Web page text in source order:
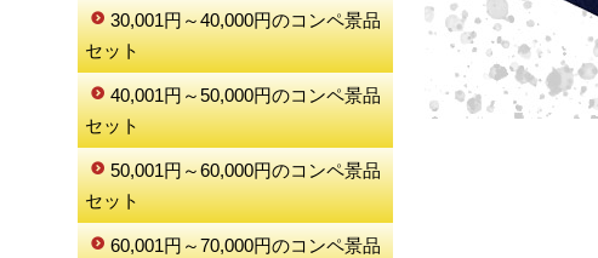
30,001円～40,000円のコンペ景品
セット
40,001円～50,000円のコンペ景品
セット
50,001円～60,000円のコンペ景品
セット
60,001円～70,000円のコンペ景品